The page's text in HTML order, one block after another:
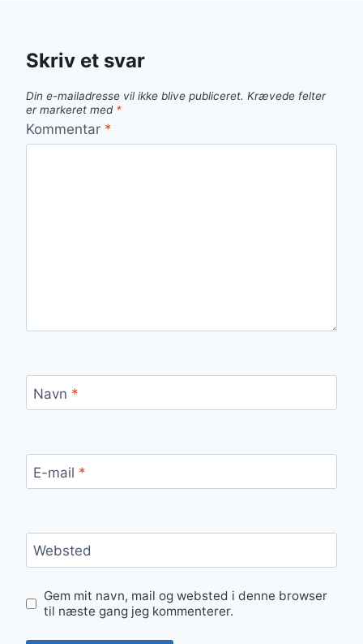
Skriv et svar
Din e-mailadresse vil ikke blive publiceret. Krævede felter
er markeret med *
Kommentar *
Navn *
E-mail *
Websted
Gem mit navn, mail og websted i denne browser
til næste gang jeg kommenterer.